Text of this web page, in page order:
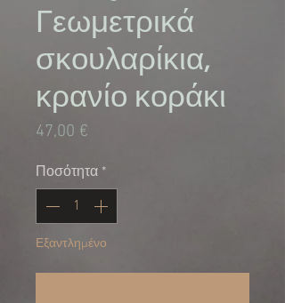
Γεωμετρικά
σκουλαρίκια,
κρανίο κοράκι
47,00 €
Ποσότητα *
Εξαντλημένο